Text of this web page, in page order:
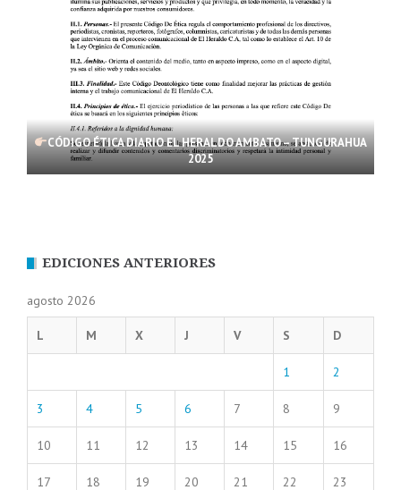
CÓDIGO ÉTICA DIARIO EL HERALDO AMBATO – TUNGURAHUA
2025
EDICIONES ANTERIORES
agosto 2026
L M X J V S D
1 2
3 4 5 6 7 8 9
10 11 12 13 14 15 16
17 18 19 20 21 22 23